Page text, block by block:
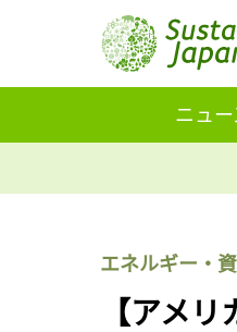
ニュー
エネルギー・
【アメ